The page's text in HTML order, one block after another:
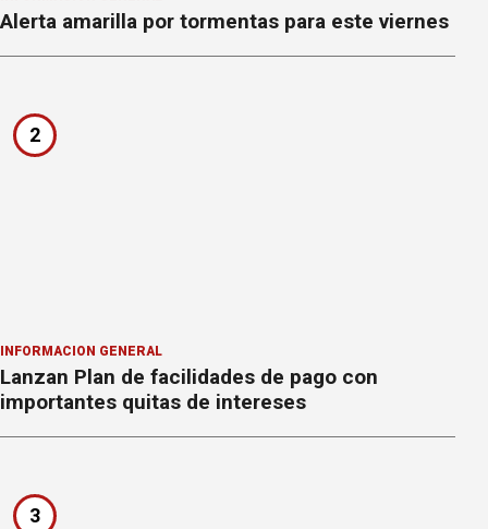
Alerta amarilla por tormentas para este viernes
2
INFORMACION GENERAL
Lanzan Plan de facilidades de pago con
importantes quitas de intereses
3